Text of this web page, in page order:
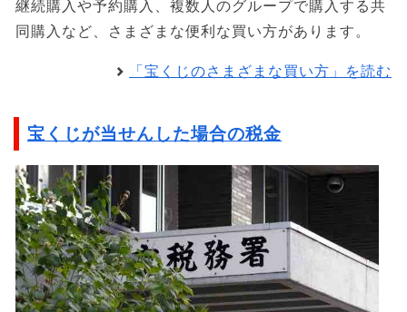
継続購入や予約購入、複数人のグループで購入する共
同購入など、さまざまな便利な買い方があります。
「宝くじのさまざまな買い方」を読む
宝くじが当せんした場合の税金